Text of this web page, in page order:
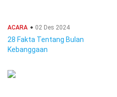
ACARA 02 Des 2024
28 Fakta Tentang Bulan
Kebanggaan